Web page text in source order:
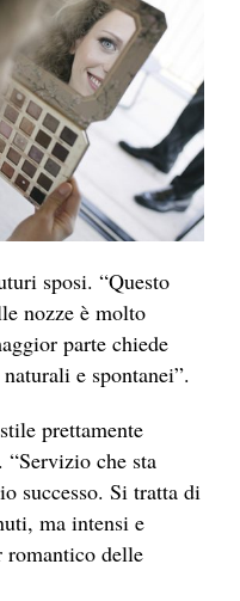
sposi. “Questo
nozze è molto
parte chiede
e spontanei”.
prettamente
che sta
successo. Si tratta di
ma intensi e
delle